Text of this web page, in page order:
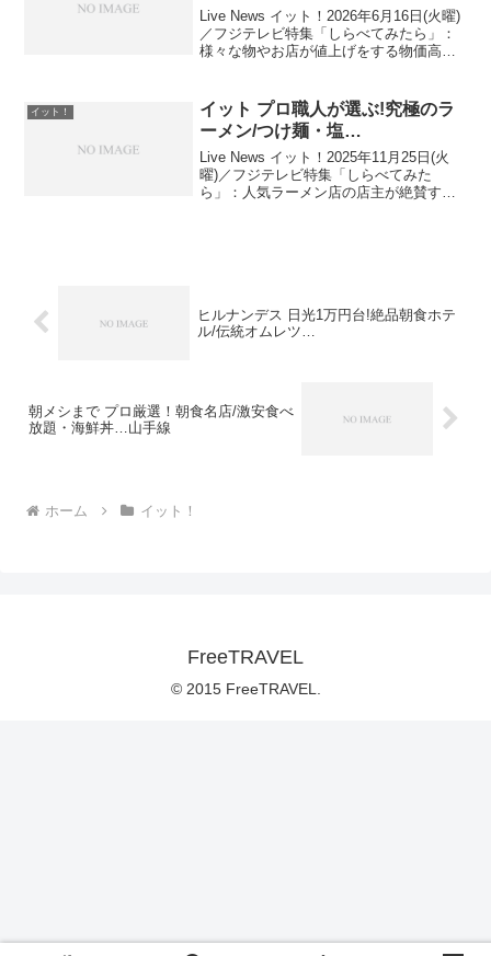
Live News イット！2026年6月16日(火曜)
／フジテレビ特集「しらべてみたら」：
様々な物やお店が値上げをする物価高の
蹴!? 500円ランチ出演者：榎並大二郎ア...
イット！
イット プロ職人が選ぶ!究極のラ
ーメン/つけ麺・塩…
Live News イット！2025年11月25日(火
曜)／フジテレビ特集「しらべてみた
ら」：人気ラーメン店の店主が絶賛する
ヒルナンデス 日光1万円台!絶品朝食ホテ
ル/伝統オムレツ…
朝メシまで プロ厳選！朝食名店/激安食べ
放題・海鮮丼…山手線
ホーム イット！
FreeTRAVEL
© 2015 FreeTRAVEL.